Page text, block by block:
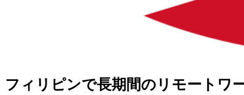
フィリピンで長期間のリモートワ